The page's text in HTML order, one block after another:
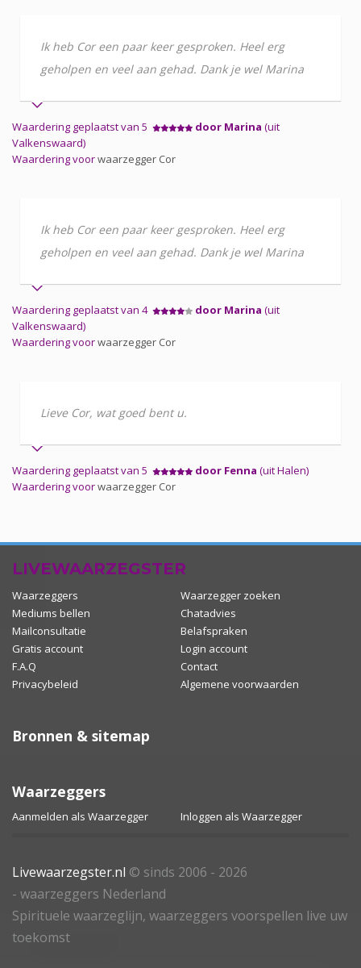
Ik heb Cor een paar keer gesproken. Heel erg
geholpen en veel aan gehad. Dank je wel Marina
Waardering geplaatst van 5 door Marina (uit
Valkenswaard)
Waardering voorwaarzegger Cor
Ik heb Cor een paar keer gesproken. Heel erg
geholpen en veel aan gehad. Dank je wel Marina
Waardering geplaatst van 4 door Marina (uit
Valkenswaard)
Waardering voorwaarzegger Cor
Lieve Cor, wat goed bent u.
Waardering geplaatst van 5 door Fenna (uit Halen)
Waardering voorwaarzegger Cor
LIVEWAARZEGSTER
Waarzeggers
Waarzegger zoeken
Mediums bellen
Chatadvies
Mailconsultatie
Belafspraken
Gratis account
Login account
F.A.Q
Contact
Privacybeleid
Algemene voorwaarden
Bronnen & sitemap
Waarzeggers
Aanmelden als Waarzegger Inloggen als Waarzegger
Livewaarzegster.nl © sinds 2006 - 2026
- waarzeggers Nederland
Spirituele waarzeglijn, waarzeggers voorspellen live uw
toekomst